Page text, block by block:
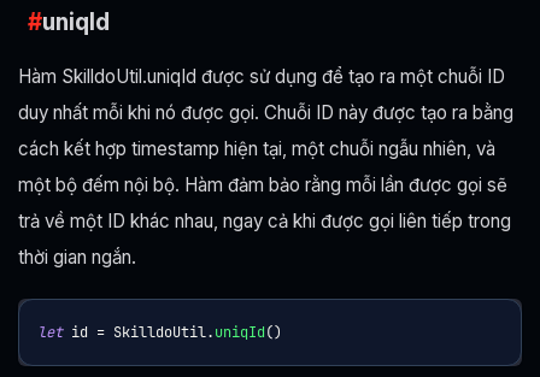
uniqId
Hàm SkilldoUtil.uniqId được sử dụng để tạo ra một chuỗi ID
duy nhất mỗi khi nó được gọi. Chuỗi ID này được tạo ra bằng
cách kết hợp timestamp hiện tại, một chuỗi ngẫu nhiên, và
một bộ đếm nội bộ. Hàm đảm bảo rằng mỗi lần được gọi sẽ
trả về một ID khác nhau, ngay cả khi được gọi liên tiếp trong
thời gian ngắn.
let id = SkilldoUtil.uniqId()